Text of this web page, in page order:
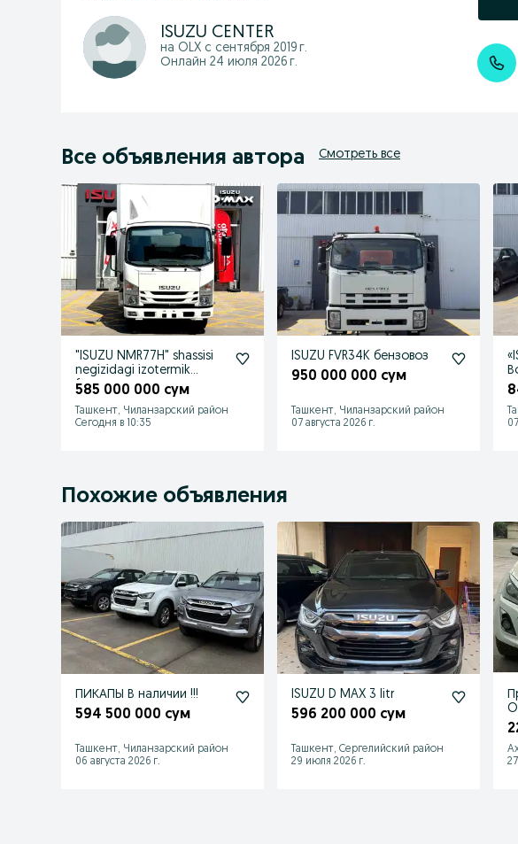
ISUZU CENTER
на OLX с сентября 2019 г.
Онлайн 24 июля 2026 г.
Все объявления автора Смотреть все
"ISUZU NMR77H" shassisi
negizidagi izotermik
furgon
585 000 000 сум
Ташкент, Чиланзарский район
Сегодня в 10:35
ISUZU FVR34K бензовоз
950 000 000 сум
Ташкент, Чиланзарский район
07 августа 2026 г.
Похожие объявления
ПИКАПЫ В наличии !!!
594 500 000 сум
Ташкент, Чиланзарский район
06 августа 2026 г.
ISUZU D MAX 3 litr
596 200 000 сум
Ташкент, Сергелийский район
29 июля 2026 г.